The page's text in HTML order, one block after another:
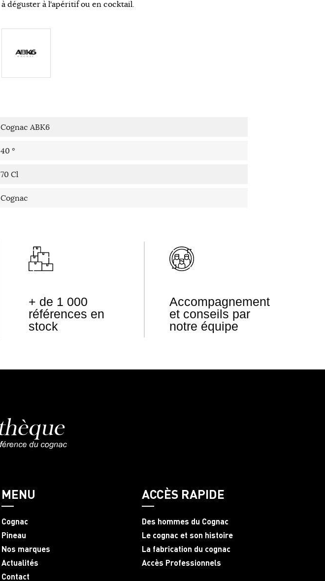
à déguster à l'apéritif ou en cocktail.
Cognac ABK6
40 °
70 Cl
Cognac
+ de 1 000
références en
stock
Accompagnement
et conseils par
notre équipe
MENU
Cognac
Pineau
Nos marques
Actualités
Contact
ACCÈS RAPIDE
Des hommes du Cognac
Le cognac et son histoire
La fabrication du cognac
Accès Professionnels